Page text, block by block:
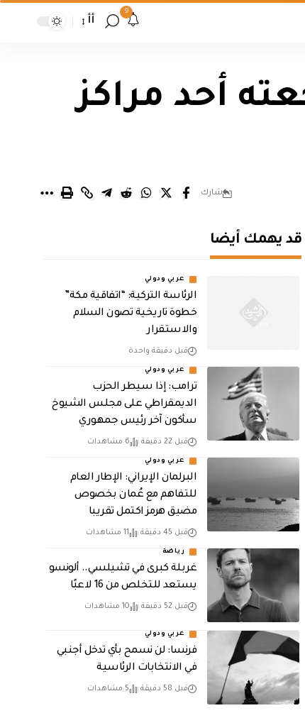
9
أأ
أحد مراكز
شارك
قد يهمك أيضا
عربي ودولي
الرئاسة التركية: “اتفاقية مكة”
خطوة تاريخية تصون السلام
والاستقرار
قبل دقيقة واحدة
عربي ودولي
ترامب: إذا سيطر الحزب
الديمقراطي على مجلس الشيوخ
سأكون آخر رئيس جمهوري
قبل 22 دقيقة 6 مشاهدات
عربي ودولي
البرلمان الإيراني: الإطار العام
للتفاهم مع عُمان بخصوص
مضيق هرمز اكتمل تقريبا
قبل 45 دقيقة 11 مشاهدات
رياضة
غربلة كبرى في تشيلسي.. ألونسو
يستعد للتخلص من 16 لاعبًا
قبل 52 دقيقة 10 مشاهدات
عربي ودولي
فرنسا: لن نسمح بأي تدخل أجنبي
في الانتخابات الرئاسية
قبل 58 دقيقة 5 مشاهدات